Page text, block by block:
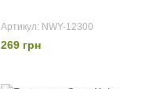
Артикул: NWY-12300
269 грн